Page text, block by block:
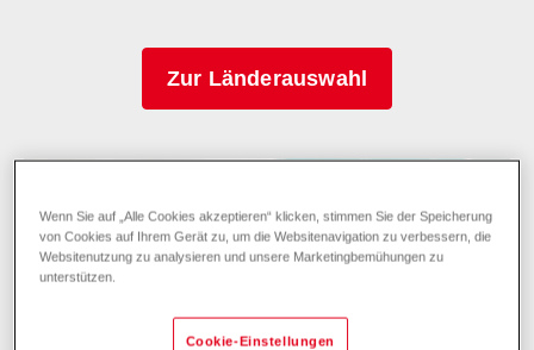
Zur Länderauswahl
Wenn Sie auf „Alle Cookies akzeptieren“ klicken, stimmen Sie der Speicherung
von Cookies auf Ihrem Gerät zu, um die Websitenavigation zu verbessern, die
Websitenutzung zu analysieren und unsere Marketingbemühungen zu
unterstützen.
Cookie-Einstellungen